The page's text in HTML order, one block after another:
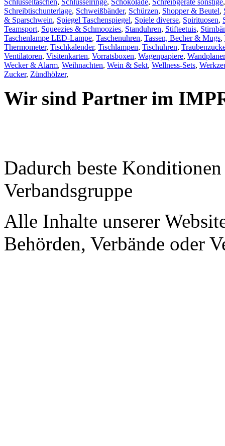
Schlüsseltaschen, Schlüsselringe, Schokolade, Schreibgeräte sonstige
Schreibtischunterlage, Schweißbänder, Schürzen, Shopper & Beutel,
& Sparschwein, Spiegel Taschenspiegel, Spiele diverse, Spirituosen,
Teamsport, Squeezies & Schmoozies, Standuhren, Stifteetuis,
Taschenlampe LED-Lampe, Taschenuhren, Tassen, Becher & Mugs,
Thermometer, Tischkalender, Tischlampen, Tischuhren,
Ventilatoren, Visitenkarten, Vorratsboxen, Wagenpapiere, Wandplaner
Wecker & Alarm, Weihnachten, Wein & Sekt, Wellness-Sets,
Zucker, Zündhölzer,
Wir sind Partner im
Dadurch beste
Verbandsgruppe
Alle Inhalte unserer
Behörden, Verbände oder